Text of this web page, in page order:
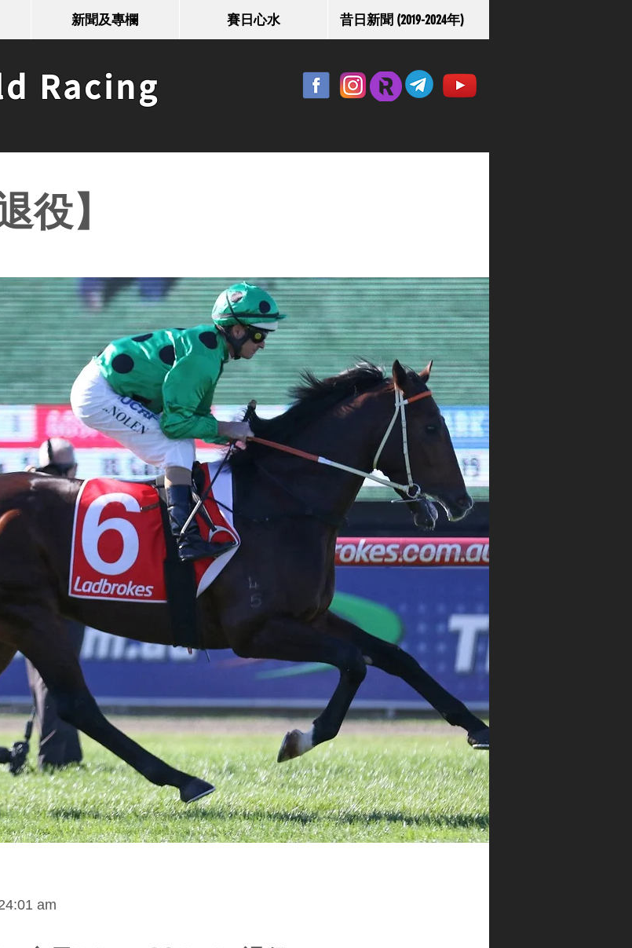
新聞及專欄 賽日心水 昔日新聞 (2019-2024年)
Racing
役】
am